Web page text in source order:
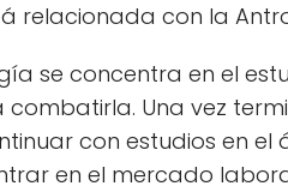
relacionada con la
se concentra en el
combatirla. Una vez
con estudios en el
en el mercado